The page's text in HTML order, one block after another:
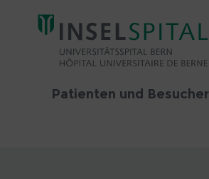
Patienten und Besucher